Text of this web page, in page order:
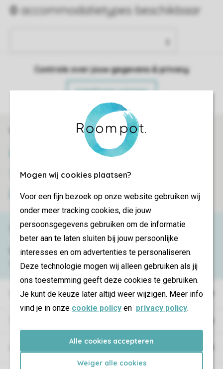
Mogen wij cookies plaatsen?
Voor een fijn bezoek op onze website gebruiken wij
onder meer tracking cookies, die jouw
persoonsgegevens gebruiken om de informatie
beter aan te laten sluiten bij jouw persoonlijke
interesses en om advertenties te personaliseren.
Deze technologie mogen wij alleen gebruiken als jij
ons toestemming geeft deze cookies te gebruiken.
Je kunt de keuze later altijd weer wijzigen. Meer info
vind je in onze cookie policy en privacy policy.
Alle cookies accepteren
Weiger alle cookies
Controle over jouw gegevens & privacy
Instellingen wijzigen
Veilig en snel online boeken
Veilige gegevensoverdracht
Veilige betaling
Vakantieparken
Campings
Service & contact
Bekijk deveelgestelde vragenof neem
contact op met het Contact Center .